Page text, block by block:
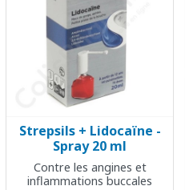
Strepsils + Lidocaïne -
Spray 20 ml
Contre les angines et
inflammations buccales